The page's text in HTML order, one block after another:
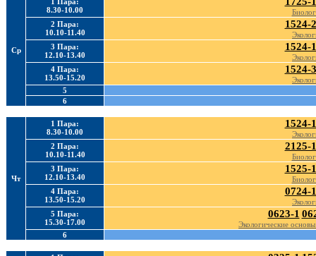
Ср
8.30-10.00
2 Пара:
10.10-11.40
1524-2
3 Пара:
12.10-13.40
1524-1
4 Пара:
13.50-15.20
1524-3
5
6
Чт
1 Пара:
8.30-10.00
1524-1
2 Пара:
10.10-11.40
2125-1
3 Пара:
12.10-13.40
1525-1
4 Пара:
13.50-15.20
0724-1
5 Пара:
15.30-17.00
0623-1
Экологические
6